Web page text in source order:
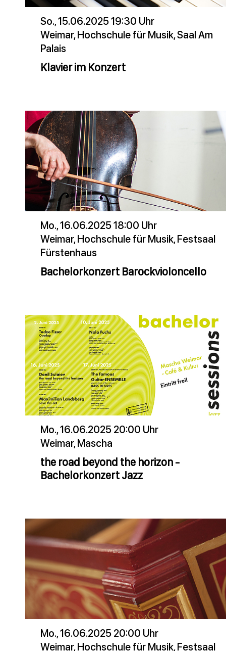
So., 15.06.2025 19:30 Uhr
Weimar, Hochschule für Musik, Saal Am
Palais
Klavier im Konzert
Mo., 16.06.2025 18:00 Uhr
Weimar, Hochschule für Musik, Festsaal
Fürstenhaus
Bachelorkonzert Barockvioloncello
Mo., 16.06.2025 20:00 Uhr
Weimar, Mascha
the road beyond the horizon -
Bachelorkonzert Jazz
Mo., 16.06.2025 20:00 Uhr
Weimar, Hochschule für Musik, Festsaal